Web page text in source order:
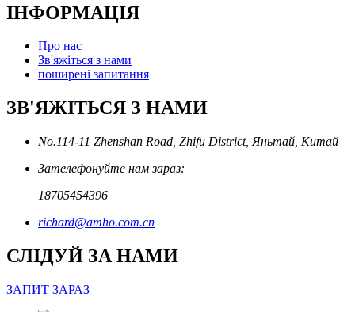
ІНФОРМАЦІЯ
Про нас
Зв'яжіться з нами
поширені запитання
ЗВ'ЯЖІТЬСЯ З НАМИ
No.114-11 Zhenshan Road, Zhifu District, Яньтай, Китай
Зателефонуйте нам зараз:
18705454396
richard@amho.com.cn
СЛІДУЙ ЗА НАМИ
ЗАПИТ ЗАРАЗ